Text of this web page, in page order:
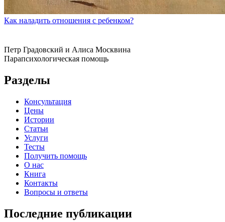
Как наладить отношения с ребенком?
Петр Градовский и Алиса Москвина
Парапсихологическая помощь
Разделы
Консультация
Цены
Истории
Статьи
Услуги
Тесты
Получить помощь
О нас
Книга
Контакты
Вопросы и ответы
Последние публикации